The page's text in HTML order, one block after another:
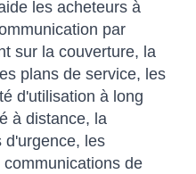
les acheteurs à
par
sur la couverture, la
plans de service, les
d'utilisation à long
à distance, la
d'urgence, les
de